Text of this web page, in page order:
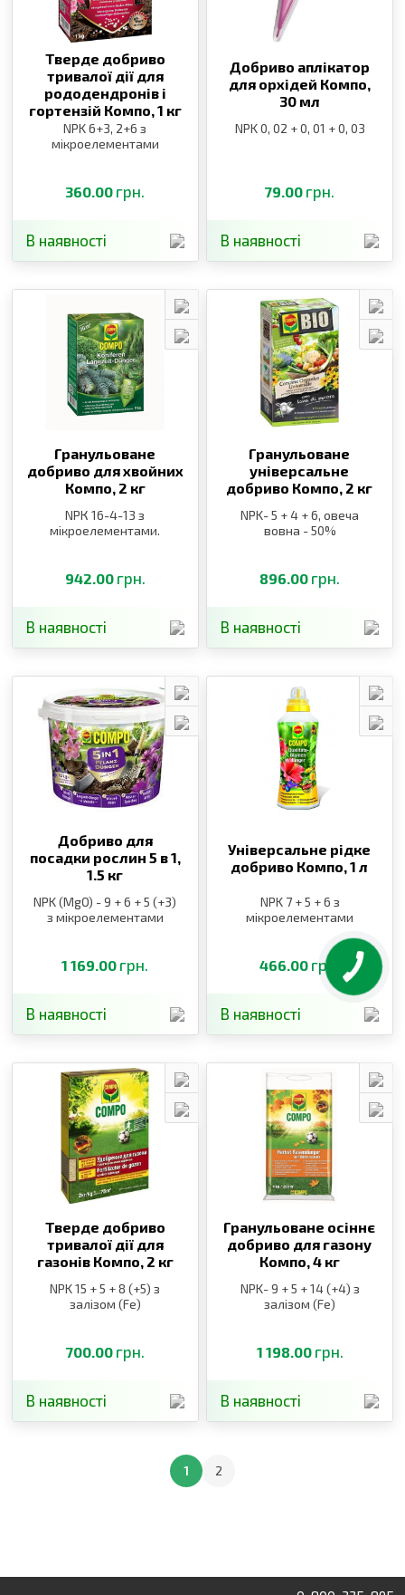
Тверде добриво
тривалої дії для
рододендронів і
гортензій Компо, 1 кг
NPK 6+3, 2+6 з
мікроелементами
360.00 грн.
В наявності
Добриво аплікатор
для орхідей Компо,
30 мл
NPK 0, 02 + 0, 01 + 0, 03
79.00 грн.
В наявності
Гранульоване
добриво для хвойних
Компо, 2 кг
NPК 16-4-13 з
мікроелементами.
942.00 грн.
В наявності
Гранульоване
універсальне
добриво Компо, 2 кг
NPK- 5 + 4 + 6, овеча
вовна - 50%
896.00 грн.
В наявності
Добриво для
посадки рослин 5 в 1,
1.5 кг
NPK (MgO) - 9 + 6 + 5 (+3)
з мікроелементами
1 169.00 грн.
В наявності
Універсальне рідке
добриво Компо,1 л
NPK 7 + 5 + 6 з
мікроелементами
466.00 грн.
В наявності
Тверде добриво
тривалої дії для
газонів Компо, 2 кг
NPK 15 + 5 + 8 (+5) з
залізом (Fe)
700.00 грн.
В наявності
Гранульоване осіннє
добриво для газону
Компо, 4 кг
NPK- 9 + 5 + 14 (+4) з
залізом (Fe)
1 198.00 грн.
В наявності
1 2